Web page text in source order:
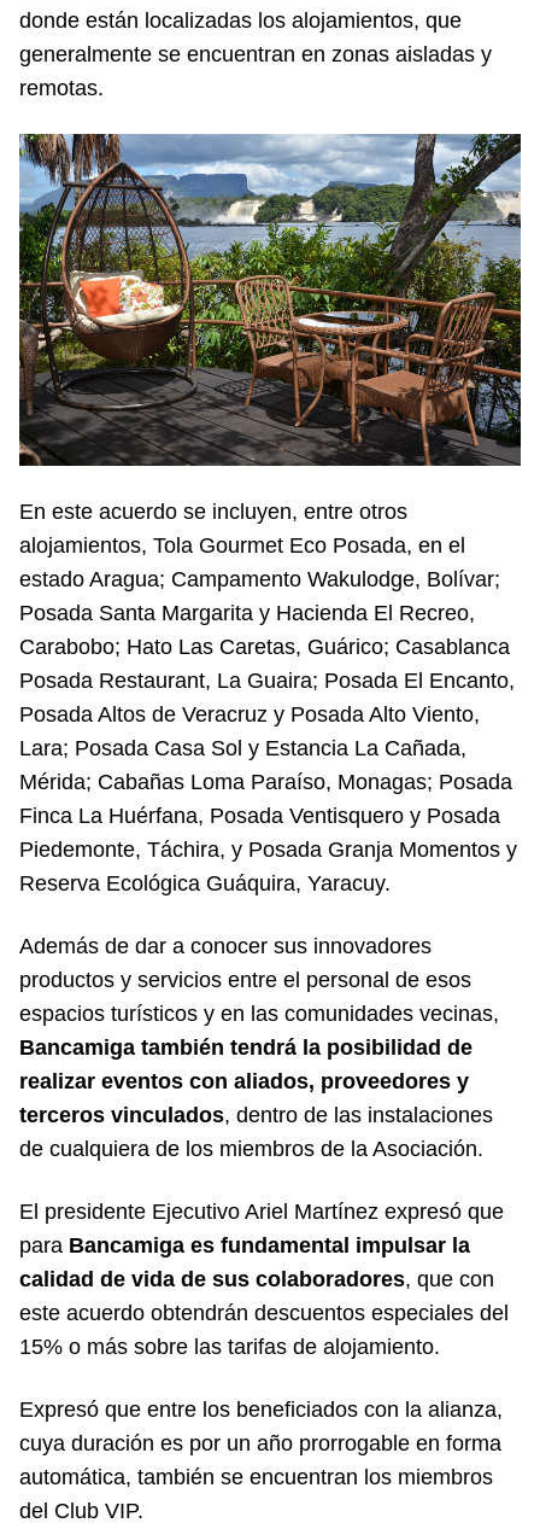
donde están localizadas los alojamientos, que
generalmente se encuentran en zonas aisladas y
remotas.
En este acuerdo se incluyen, entre otros
alojamientos, Tola Gourmet Eco Posada, en el
estado Aragua; Campamento Wakulodge, Bolívar;
Posada Santa Margarita y Hacienda El Recreo,
Carabobo; Hato Las Caretas, Guárico; Casablanca
Posada Restaurant, La Guaira; Posada El Encanto,
Posada Altos de Veracruz y Posada Alto Viento,
Lara; Posada Casa Sol y Estancia La Cañada,
Mérida; Cabañas Loma Paraíso, Monagas; Posada
Finca La Huérfana, Posada Ventisquero y Posada
Piedemonte, Táchira, y Posada Granja Momentos y
Reserva Ecológica Guáquira, Yaracuy.
Además de dar a conocer sus innovadores
productos y servicios entre el personal de esos
espacios turísticos y en las comunidades vecinas,
Bancamiga también tendrá la posibilidad de
realizar eventos con aliados, proveedores y
terceros vinculados, dentro de las instalaciones
de cualquiera de los miembros de la Asociación.
El presidente Ejecutivo Ariel Martínez expresó que
para Bancamiga es fundamental impulsar la
calidad de vida de sus colaboradores, que con
este acuerdo obtendrán descuentos especiales del
15% o más sobre las tarifas de alojamiento.
Expresó que entre los beneficiados con la alianza,
cuya duración es por un año prorrogable en forma
automática, también se encuentran los miembros
del Club VIP.